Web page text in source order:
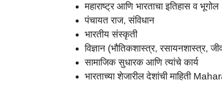
महाराष्ट्र आणि भारताचा इतिहास व भूगोल
पंचायत राज, संविधान
भारतीय संस्कृती
विज्ञान (भौतिकशास्त्र, रसायनशास्त्र,
सामाजिक सुधारक आणि त्यांचे कार्य
भारताच्या शेजारील देशांची माहिती